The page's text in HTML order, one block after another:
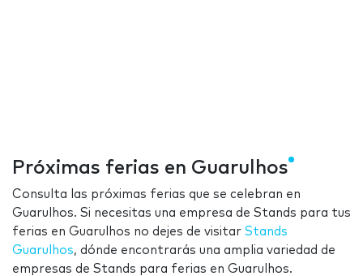
Próximas ferias en Guarulhos
Consulta las próximas ferias que se celebran en
Guarulhos. Si necesitas una empresa de Stands para tus
ferias en Guarulhos no dejes de visitar Stands
Guarulhos, dónde encontrarás una amplia variedad de
empresas de Stands para ferias en Guarulhos.